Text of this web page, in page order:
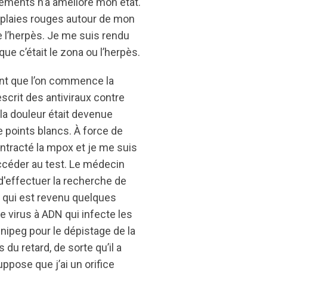
rouges autour de mon
l’herpès. Je me suis rendu
c’était le zona ou l’herpès.
que l’on commence la
des antiviraux contre
douleur était devenue
points blancs. À force de
la mpox et je me suis
au test. Le médecin
la recherche de
est revenu quelques
virus à ADN qui infecte les
pour le dépistage de la
retard, de sorte qu’il a
que j’ai un orifice